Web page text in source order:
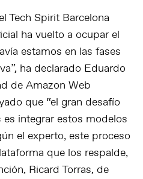
Tech Spirit Barcelona
ha vuelto a ocupar el
estamos en las fases
ha declarado Eduardo
de Amazon Web
que “el gran desafío
integrar estos modelos
el experto, este proceso
que los respalde,
Ricard Torras, de